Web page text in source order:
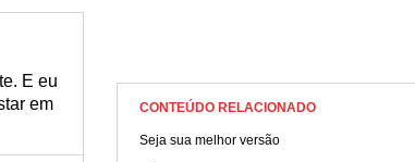
E eu
em
CONTEÚDO RELACIONADO
Seja sua melhor versão